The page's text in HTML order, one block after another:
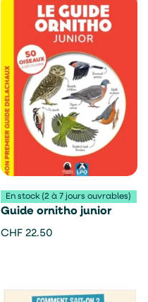
En stock (2 à 7 jours ouvrables)
Guide ornitho junior
CHF 22.50